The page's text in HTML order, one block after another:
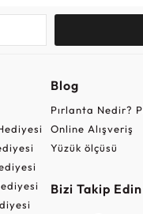
Blog
Pırlanta Nedir?
Online Alışveriş
Yüzük ölçüsü
Bizi Takip Edin